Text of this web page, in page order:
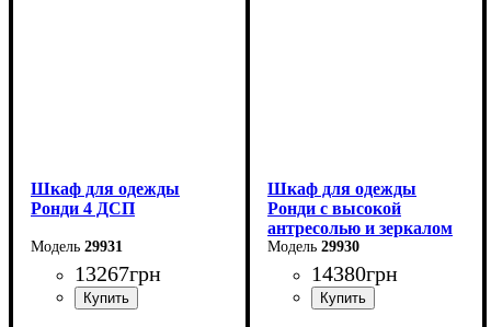
Шкаф для одежды
Ронди 4 ДСП
29931
13267грн
Шкаф для одежды
Ронди с высокой
антресолью и зеркалом
3 ДСП 29930
14380грн